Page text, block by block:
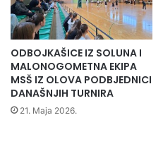
u
O
l
o
v
u
o
d
ODBOJKAŠICE IZ SOLUNA I
MALONOGOMETNA EKIPA
MSŠ IZ OLOVA PODBJEDNICI
DANAŠNJIH TURNIRA
21. Maja 2026.